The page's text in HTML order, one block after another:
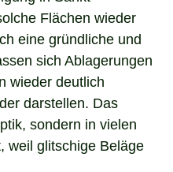
Flächen wieder
eine gründliche und
sich Ablagerungen
wieder deutlich
darstellen. Das
sondern in vielen
weil glitschige Beläge